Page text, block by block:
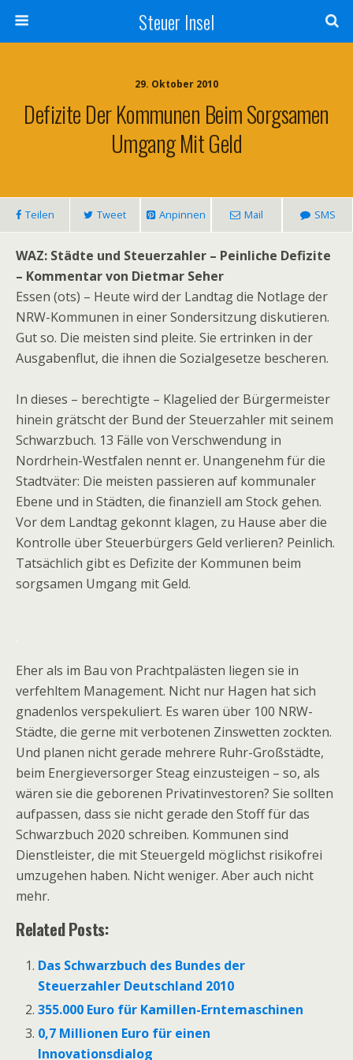
Steuer Insel
29. Oktober 2010
Defizite Der Kommunen Beim Sorgsamen
Umgang Mit Geld
Teilen Tweet Anpinnen Mail SMS
WAZ: Städte und Steuerzahler – Peinliche Defizite
– Kommentar von Dietmar Seher
Essen (ots) – Heute wird der Landtag die Notlage der
NRW-Kommunen in einer Sondersitzung diskutieren.
Gut so. Die meisten sind pleite. Sie ertrinken in der
Ausgabenflut, die ihnen die Sozialgesetze bescheren.
In dieses – berechtigte – Klagelied der Bürgermeister
hinein grätscht der Bund der Steuerzahler mit seinem
Schwarzbuch. 13 Fälle von Verschwendung in
Nordrhein-Westfalen nennt er. Unangenehm für die
Stadtväter: Die meisten passieren auf kommunaler
Ebene und in Städten, die finanziell am Stock gehen.
Vor dem Landtag gekonnt klagen, zu Hause aber die
Kontrolle über Steuerbürgers Geld verlieren? Peinlich.
Tatsächlich gibt es Defizite der Kommunen beim
sorgsamen Umgang mit Geld.
Eher als im Bau von Prachtpalästen liegen sie in
verfehltem Management. Nicht nur Hagen hat sich
gnadenlos verspekuliert. Es waren über 100 NRW-
Städte, die gerne mit verbotenen Zinswetten zockten.
Und planen nicht gerade mehrere Ruhr-Großstädte,
beim Energieversorger Steag einzusteigen – so, als
wären sie die geborenen Privatinvestoren? Sie sollten
aufpassen, dass sie nicht gerade den Stoff für das
Schwarzbuch 2020 schreiben. Kommunen sind
Dienstleister, die mit Steuergeld möglichst risikofrei
umzugehen haben. Nicht weniger. Aber auch nicht
mehr.
Related Posts:
Das Schwarzbuch des Bundes der
Steuerzahler Deutschland 2010
355.000 Euro für Kamillen-Erntemaschinen
0,7 Millionen Euro für einen
Innovationsdialog